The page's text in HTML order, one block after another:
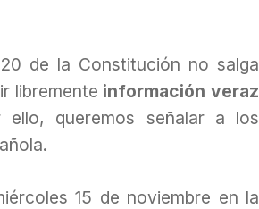
de la Constitución no salga
libremente información veraz
queremos señalar a los
15 de noviembre en la